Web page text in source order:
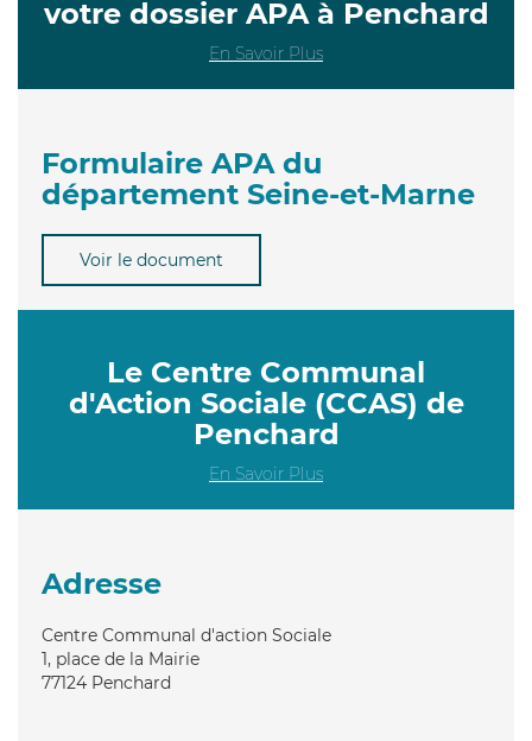
votre dossier APA à Penchard
En Savoir Plus
Formulaire APA du
département Seine-et-Marne
Voir le document
Le Centre Communal
d'Action Sociale (CCAS) de
Penchard
En Savoir Plus
Adresse
Centre Communal d'action Sociale
1, place de la Mairie
77124 Penchard